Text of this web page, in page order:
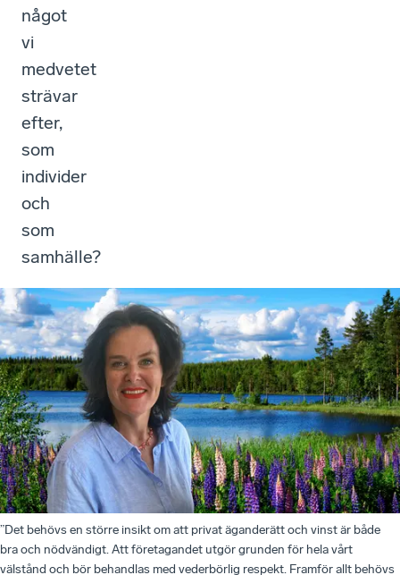
något
vi
medvetet
strävar
efter,
som
individer
och
som
samhälle?
”Det behövs en större insikt om att privat äganderätt och vinst är både
bra och nödvändigt. Att företagandet utgör grunden för hela vårt
välstånd och bör behandlas med vederbörlig respekt. Framför allt behövs